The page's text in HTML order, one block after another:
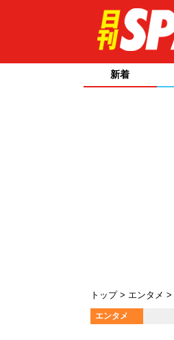
新着
トップ エンタメ
エンタメ